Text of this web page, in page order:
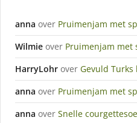
anna over Pruimenjam met
Wilmie over Pruimenjam met
HarryLohr over Gevuld Turks
anna over Pruimenjam met
anna over Snelle